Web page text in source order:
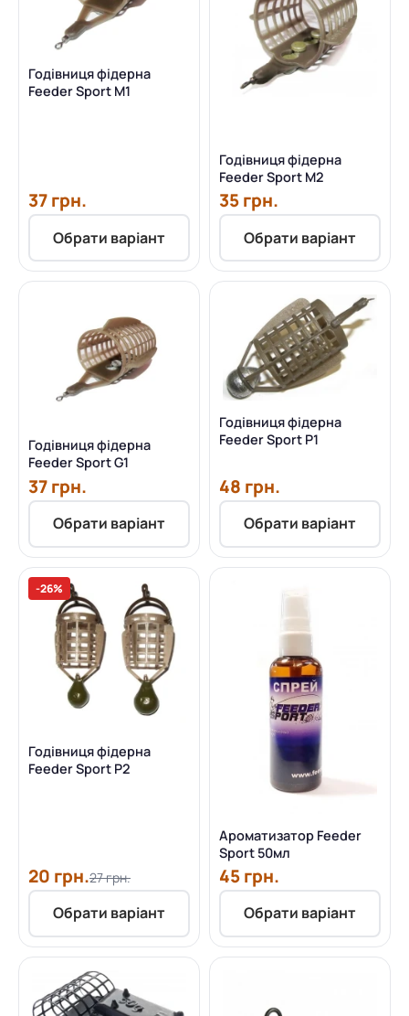
Годівниця фідерна
Feeder Sport M1
37 грн.
Обрати варіант
Годівниця фідерна
Feeder Sport M2
35 грн.
Обрати варіант
Годівниця фідерна
Feeder Sport G1
37 грн.
Обрати варіант
Годівниця фідерна
Feeder Sport P1
48 грн.
Обрати варіант
-26%
Годівниця фідерна
Feeder Sport P2
20 грн.27 грн.
Обрати варіант
Ароматизатор Feeder
Sport 50мл
45 грн.
Обрати варіант